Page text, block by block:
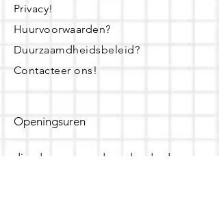
Privacy!
Huurvoorwaarden?
Duurzaamdheidsbeleid?
Contacteer ons!
Openingsuren
dinsdag - woensdag- donderdag: